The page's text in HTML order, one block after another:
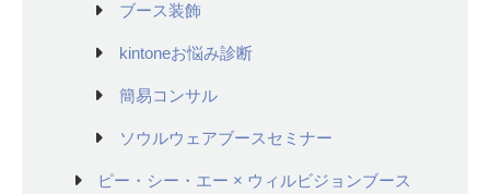
ブース装飾
kintoneお悩み診断
簡易コンサル
ソウルウェアブースセミナー
ピー・シー・エー × ウィルビジョンブース